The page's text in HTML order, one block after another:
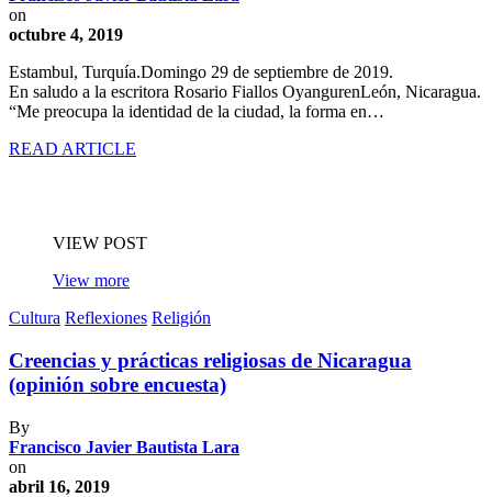
on
octubre 4, 2019
Estambul, Turquía.Domingo 29 de septiembre de 2019.
En saludo a la escritora Rosario Fiallos OyangurenLeón, Nicaragua.
“Me preocupa la identidad de la ciudad, la forma en…
READ ARTICLE
VIEW POST
View more
Cultura Reflexiones Religión
Creencias y prácticas religiosas de Nicaragua
(opinión sobre encuesta)
By
Francisco Javier Bautista Lara
on
abril 16, 2019